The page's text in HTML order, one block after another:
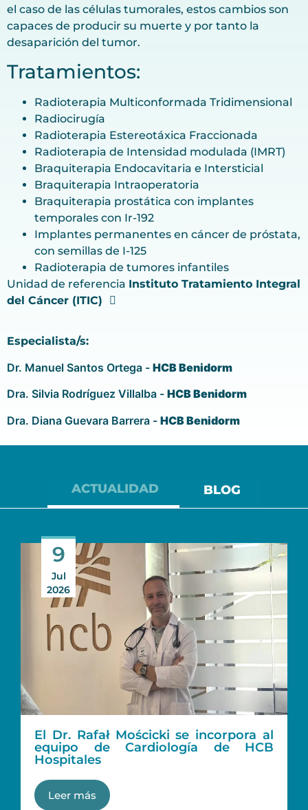
el caso de las células tumorales, estos cambios son
capaces de producir su muerte y por tanto la
desaparición del tumor.
Tratamientos:
Radioterapia Multiconformada Tridimensional
Radiocirugía
Radioterapia Estereotáxica Fraccionada
Radioterapia de Intensidad modulada (IMRT)
Braquiterapia Endocavitaria e Intersticial
Braquiterapia Intraoperatoria
Braquiterapia prostática con implantes
temporales con Ir-192
Implantes permanentes en cáncer de próstata,
con semillas de I-125
Radioterapia de tumores infantiles
Unidad de referencia Instituto Tratamiento Integral
del Cáncer (ITIC)
Especialista/s:
Dr. Manuel Santos Ortega - HCB Benidorm
Dra. Silvia Rodríguez Villalba - HCB Benidorm
Dra. Diana Guevara Barrera - HCB Benidorm
ACTUALIDAD BLOG
9
Jul
2026
El Dr. Rafał Mościcki se incorpora al
equipo de Cardiología de HCB
Hospitales
Leer más